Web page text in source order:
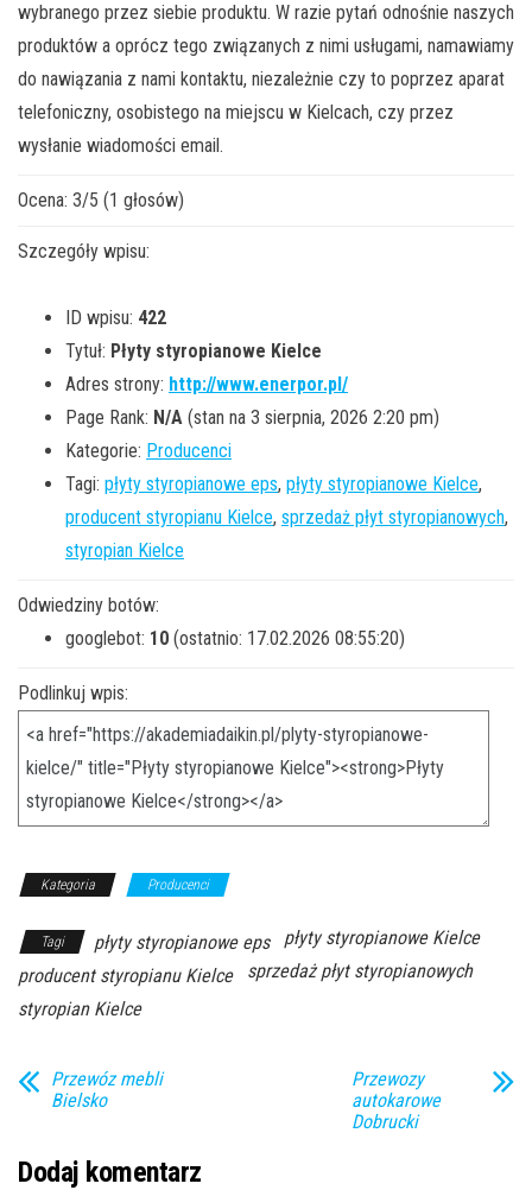
wybranego przez siebie produktu. W razie pytań odnośnie naszych
produktów a oprócz tego związanych z nimi usługami, namawiamy
do nawiązania z nami kontaktu, niezależnie czy to poprzez aparat
telefoniczny, osobistego na miejscu w Kielcach, czy przez
wysłanie wiadomości email.
Ocena: 3/5 (1 głosów)
Szczegóły wpisu:
ID wpisu: 422
Tytuł: Płyty styropianowe Kielce
Adres strony: http://www.enerpor.pl/
Page Rank: N/A (stan na 3 sierpnia, 2026 2:20 pm)
Kategorie: Producenci
Tagi: płyty styropianowe eps, płyty styropianowe Kielce,
producent styropianu Kielce, sprzedaż płyt styropianowych,
styropian Kielce
Odwiedziny botów:
googlebot: 10 (ostatnio: 17.02.2026 08:55:20)
Podlinkuj wpis:
Kategoria Producenci
Tagi płyty styropianowe eps
płyty styropianowe Kielce
producent styropianu Kielce
sprzedaż płyt styropianowych
styropian Kielce
Przewóz mebli
Bielsko
Przewozy
autokarowe
Dobrucki
Dodaj komentarz